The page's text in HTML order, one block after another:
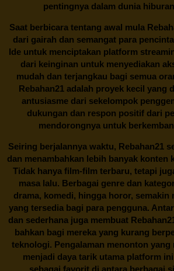
pentingnya dalam dunia
Saat berbicara tentang awal mula
dari gairah dan semangat para
Ide untuk menciptakan platform
dari keinginan untuk menyediakan
mudah dan terjangkau bagi semua
Rebahan21 adalah proyek kecil yang
antusiasme dari sekelompok
dukungan dan respon positif dari
mendorongnya untuk
Seiring berjalannya waktu, Rebahan21
dan menambahkan lebih banyak konten
Tidak hanya film-film terbaru, tetapi
masa lalu. Berbagai genre dan
drama, komedi, hingga horor, semakin
yang tersedia bagi para pengguna.
dan sederhana juga membuat
bahkan bagi mereka yang kurang
teknologi. Pengalaman menonton yang
menjadi daya tarik utama platform
sebagai favorit di antara berbagai